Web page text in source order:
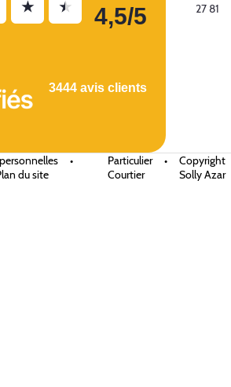
★ ★ 4,5/5
3444 avis clients
27 81
•
du site
Particulier
•
Courtier
Copyright
Solly Azar